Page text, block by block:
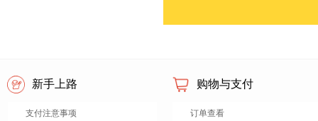
新手上路
支付注意事项
购物与支付
订单查看